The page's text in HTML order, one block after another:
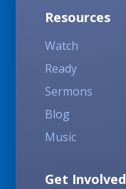
Resources
Watch
Ready
Sermons
Blog
Music
Get Involved